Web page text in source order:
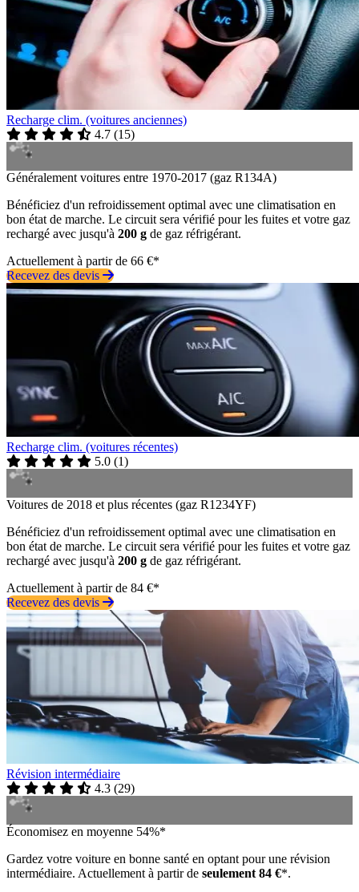
Recharge clim. (voitures anciennes)
4.7 (15)
Généralement voitures entre 1970-2017 (gaz R134A)
Bénéficiez d'un refroidissement optimal avec une climatisation en
bon état de marche. Le circuit sera vérifié pour les fuites et votre gaz
rechargé avec jusqu'à 200 g de gaz réfrigérant.
Actuellement à partir de 66 €*
Recevez des devis
Recharge clim. (voitures récentes)
5.0 (1)
Voitures de 2018 et plus récentes (gaz R1234YF)
Bénéficiez d'un refroidissement optimal avec une climatisation en
bon état de marche. Le circuit sera vérifié pour les fuites et votre gaz
rechargé avec jusqu'à 200 g de gaz réfrigérant.
Actuellement à partir de 84 €*
Recevez des devis
Révision intermédiaire
4.3 (29)
Économisez en moyenne 54%*
Gardez votre voiture en bonne santé en optant pour une révision
intermédiaire. Actuellement à partir de seulement 84 €*.